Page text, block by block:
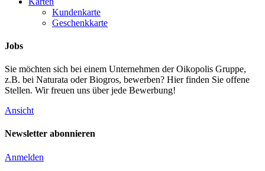
Kundenkarte
Geschenkkarte
Jobs
Sie möchten sich bei einem Unternehmen der Oikopolis Gruppe,
z.B. bei Naturata oder Biogros, bewerben? Hier finden Sie offene
Stellen. Wir freuen uns über jede Bewerbung!
Ansicht
Newsletter abonnieren
Anmelden